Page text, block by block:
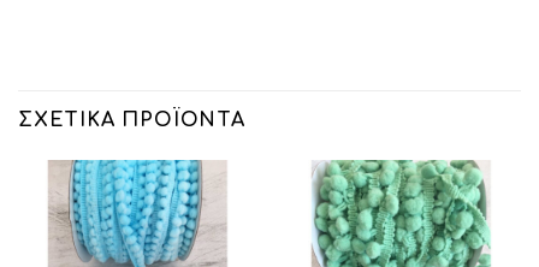
ΣΧΕΤΙΚΆ ΠΡΟΪΌΝΤΑ